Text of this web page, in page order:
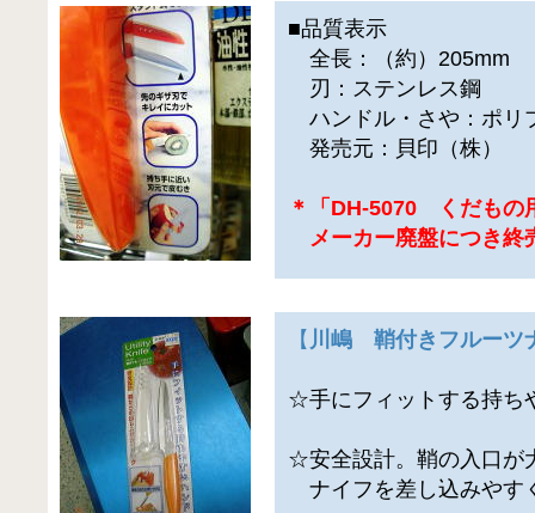
■品質表示
全長：（約）205mm
刃：ステンレス鋼
ハンドル・さや：ポリ
発売元：貝印（株）
＊「DH-5070 くだもの
メーカー廃盤につき終
【 川嶋 鞘付きフルーツ
☆手にフィットする持ち
☆安全設計。鞘の入口が
ナイフを差し込みやす